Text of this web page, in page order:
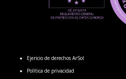
Ejericio de derechos ArSol
Política de privacidad